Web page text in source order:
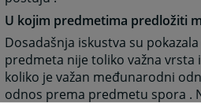
U kojim predmetima predložiti
Dosadašnja iskustva su
predmeta nije toliko važna vrsta
koliko je važan međunarodni
odnos prema predmetu spora .